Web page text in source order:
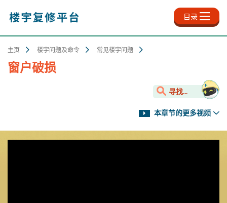
内
目录
主页 楼宇问题及命令 常见楼宇问题
窗户破损
寻找...
本章节的更多视频